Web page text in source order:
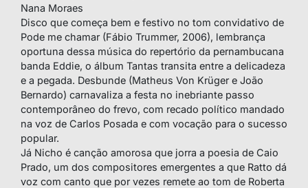
Nana Moraes
Disco que começa bem e festivo no tom convidativo de
Pode me chamar (Fábio Trummer, 2006), lembrança
oportuna dessa música do repertório da pernambucana
banda Eddie, o álbum Tantas transita entre a delicadeza
e a pegada. Desbunde (Matheus Von Krüger e João
Bernardo) carnavaliza a festa no inebriante passo
contemporâneo do frevo, com recado político mandado
na voz de Carlos Posada e com vocação para o sucesso
popular.
Já Nicho é canção amorosa que jorra a poesia de Caio
Prado, um dos compositores emergentes a que Ratto dá
voz com canto que por vezes remete ao tom de Roberta